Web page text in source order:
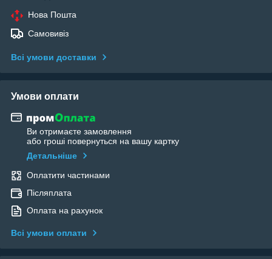
Нова Пошта
Самовивіз
Всі умови доставки
Умови оплати
Ви отримаєте замовлення
або гроші повернуться на вашу картку
Детальніше
Оплатити частинами
Післяплата
Оплата на рахунок
Всі умови оплати